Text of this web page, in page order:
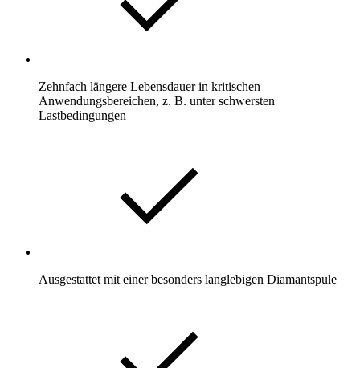
Zehnfach längere Lebensdauer in kritischen
Anwendungsbereichen, z. B. unter schwersten
Lastbedingungen
Ausgestattet mit einer besonders langlebigen Diamantspule